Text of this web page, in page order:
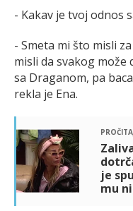
- Kakav je tvoj odnos
- Smeta mi što misli
misli da svakog može
sa Draganom, pa
rekla je Ena.
je
mu